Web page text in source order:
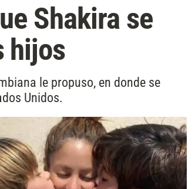
Shakira se
hijos
le propuso, en donde se
Unidos.